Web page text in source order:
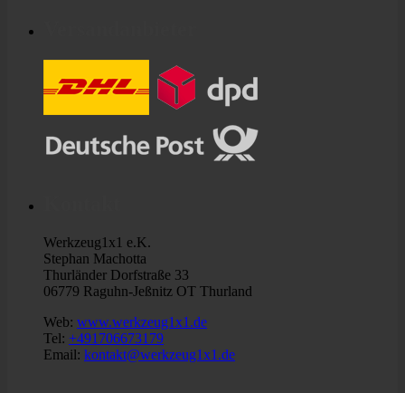
Werkzeug1x1 e.K.
Stephan Machotta
Thurländer Dorfstraße 33
06779 Raguhn-Jeßnitz OT Thurland
Web: www.werkzeug1x1.de
Tel: +491706673179
Email: kontakt@werkzeug1x1.de